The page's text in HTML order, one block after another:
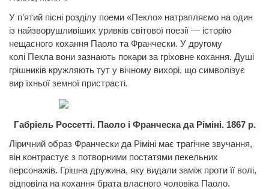
У п’ятий пісні розділу поеми «Пекло» натрапляємо на один
із найзворушливіших уривків світової поезії — історію
нещасного кохання Паоло та Франчески. У другому
колі Пекла вони зазнають покари за гріховне кохання. Душі
грішників кружляють тут у вічному вихорі, що символізує
вир їхньої земної пристрасті.
Габріель Россетті. Паоло і Франческа да Ріміні. 1867 р.
Ліричний образ Франчески да Ріміні має трагічне звучання,
він контрастує з потворними постатями пекельних
персонажів. Грішна дружина, яку видали заміж проти її волі,
відповіла на кохання брата власного чоловіка Паоло.